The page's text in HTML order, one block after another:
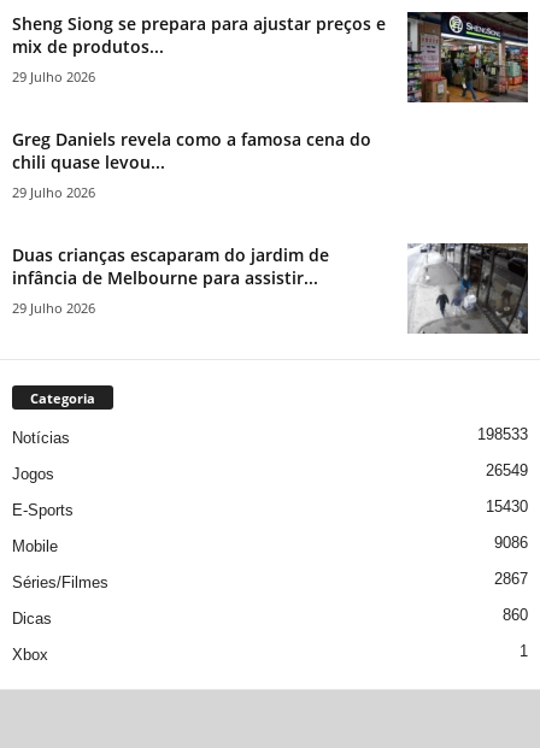
Sheng Siong se prepara para ajustar preços e
mix de produtos...
29 Julho 2026
Greg Daniels revela como a famosa cena do
chili quase levou...
29 Julho 2026
Duas crianças escaparam do jardim de
infância de Melbourne para assistir...
29 Julho 2026
Categoria
Notícias 198533
Jogos 26549
E-Sports 15430
Mobile 9086
Séries/Filmes 2867
Dicas 860
Xbox 1